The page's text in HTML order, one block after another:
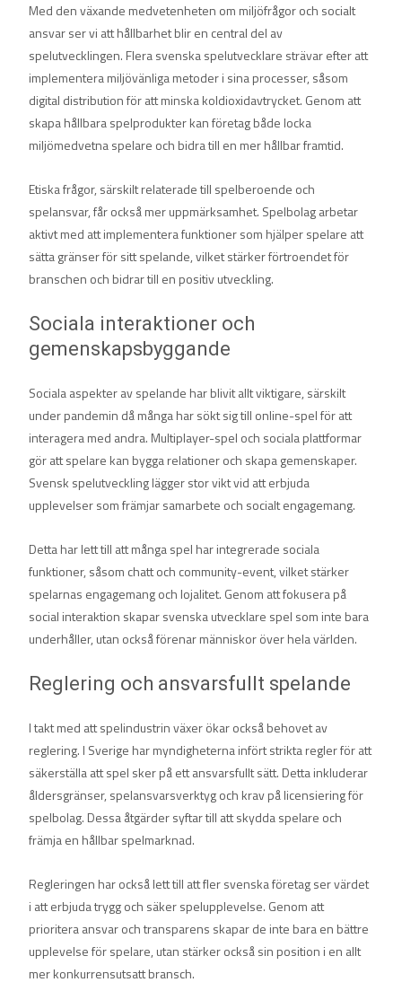
Med den växande medvetenheten om miljöfrågor och socialt
ansvar ser vi att hållbarhet blir en central del av
spelutvecklingen. Flera svenska spelutvecklare strävar efter att
implementera miljövänliga metoder i sina processer, såsom
digital distribution för att minska koldioxidavtrycket. Genom att
skapa hållbara spelprodukter kan företag både locka
miljömedvetna spelare och bidra till en mer hållbar framtid.
Etiska frågor, särskilt relaterade till spelberoende och
spelansvar, får också mer uppmärksamhet. Spelbolag arbetar
aktivt med att implementera funktioner som hjälper spelare att
sätta gränser för sitt spelande, vilket stärker förtroendet för
branschen och bidrar till en positiv utveckling.
Sociala interaktioner och
gemenskapsbyggande
Sociala aspekter av spelande har blivit allt viktigare, särskilt
under pandemin då många har sökt sig till online-spel för att
interagera med andra. Multiplayer-spel och sociala plattformar
gör att spelare kan bygga relationer och skapa gemenskaper.
Svensk spelutveckling lägger stor vikt vid att erbjuda
upplevelser som främjar samarbete och socialt engagemang.
Detta har lett till att många spel har integrerade sociala
funktioner, såsom chatt och community-event, vilket stärker
spelarnas engagemang och lojalitet. Genom att fokusera på
social interaktion skapar svenska utvecklare spel som inte bara
underhåller, utan också förenar människor över hela världen.
Reglering och ansvarsfullt spelande
I takt med att spelindustrin växer ökar också behovet av
reglering. I Sverige har myndigheterna infört strikta regler för att
säkerställa att spel sker på ett ansvarsfullt sätt. Detta inkluderar
åldersgränser, spelansvarsverktyg och krav på licensiering för
spelbolag. Dessa åtgärder syftar till att skydda spelare och
främja en hållbar spelmarknad.
Regleringen har också lett till att fler svenska företag ser värdet
i att erbjuda trygg och säker spelupplevelse. Genom att
prioritera ansvar och transparens skapar de inte bara en bättre
upplevelse för spelare, utan stärker också sin position i en allt
mer konkurrensutsatt bransch.